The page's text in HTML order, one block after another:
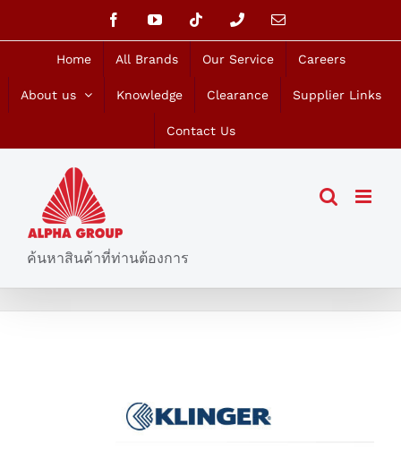
FacebookYouTube Tiktok PhoneEmail
Home All Brands Our Service Careers
About us Knowledge Clearance Supplier Links
Contact Us
ค้นหาสินค้าที่ท่านต้องการ